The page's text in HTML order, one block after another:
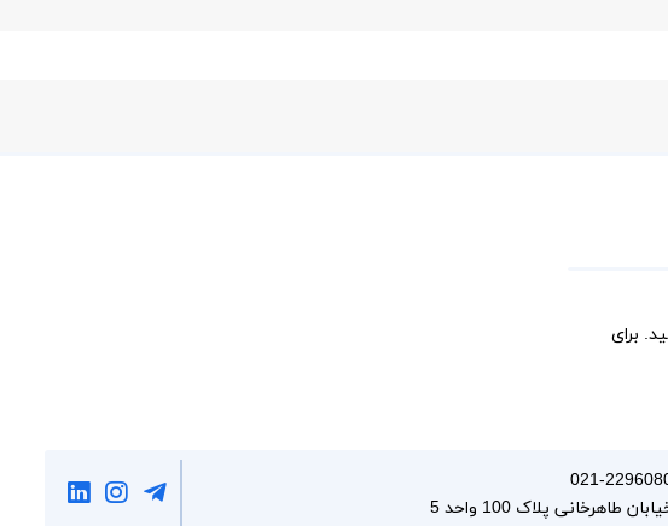
برای
021-
طاهرخانی پلاک 100 واحد 5